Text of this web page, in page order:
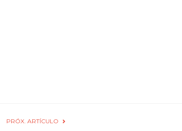
PRÓX. ARTÍCULO